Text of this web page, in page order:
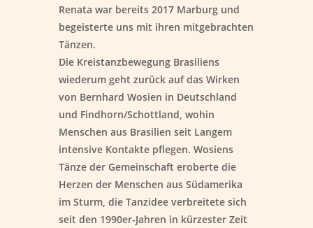
Renata war bereits 2017 Marburg und
begeisterte uns mit ihren mitgebrachten
Tänzen.
Die Kreistanzbewegung Brasiliens
wiederum geht zurück auf das Wirken
von Bernhard Wosien in Deutschland
und Findhorn/Schottland, wohin
Menschen aus Brasilien seit Langem
intensive Kontakte pflegen. Wosiens
Tänze der Gemeinschaft eroberte die
Herzen der Menschen aus Südamerika
im Sturm, die Tanzidee verbreitete sich
seit den 1990er-Jahren in kürzester Zeit